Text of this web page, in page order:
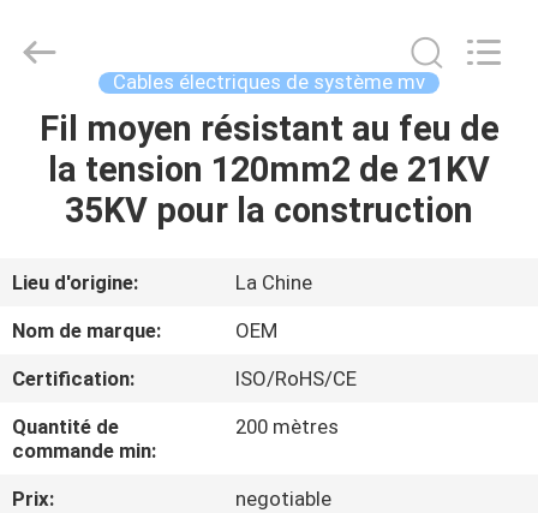
MAISON
PRODUITS
AU
SUJET
DE
VISITE
Management
Services
Reserved.
Cables électriques de système mv
Fil moyen résistant au feu de
la tension 120mm2 de 21KV
35KV pour la construction
Lieu d'origine:
La Chine
Nom de marque:
OEM
Certification:
ISO/RoHS/CE
Quantité de
commande min:
200 mètres
Prix:
negotiable